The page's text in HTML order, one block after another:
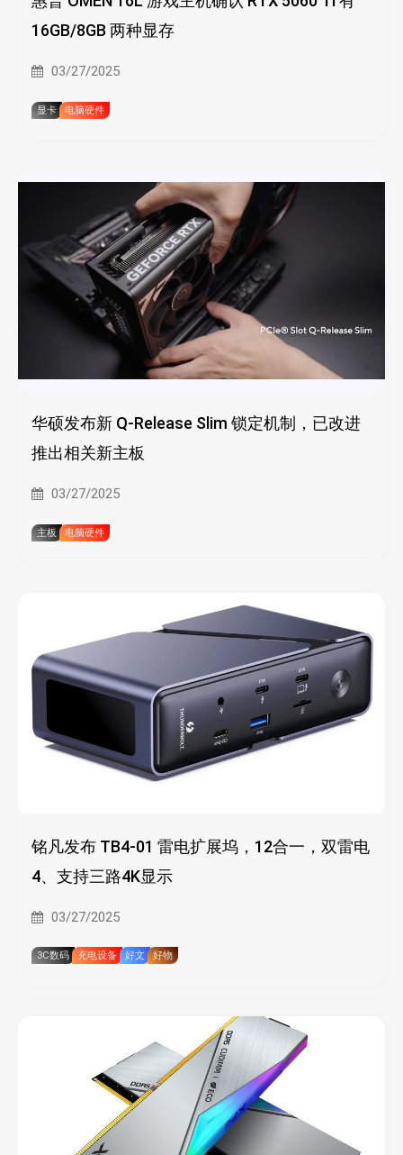
16GB/8GB 两种显存
03/27/2025
显卡 电脑硬件
华硕发布新 Q-Release Slim 锁定机制，已改进
推出相关新主板
03/27/2025
主板 电脑硬件
铭凡发布 TB4-01 雷电扩展坞，12合一，双雷电
4、支持三路4K显示
03/27/2025
3C数码 充电设备 好文 好物